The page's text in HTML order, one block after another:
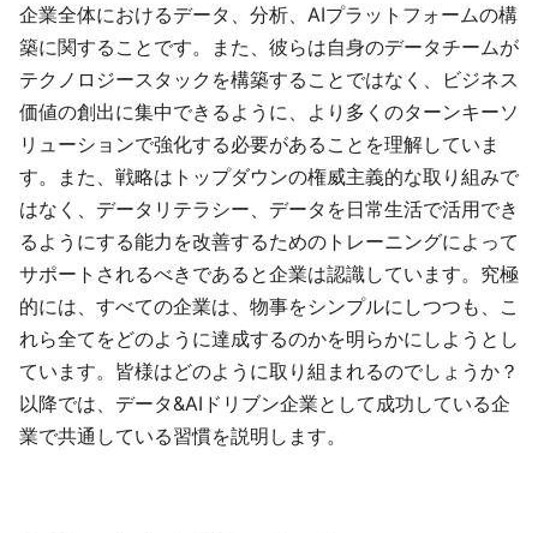
企業全体におけるデータ、分析、AIプラットフォームの構
築に関することです。また、彼らは自身のデータチームが
テクノロジースタックを構築することではなく、ビジネス
価値の創出に集中できるように、より多くのターンキーソ
リューションで強化する必要があることを理解していま
す。また、戦略はトップダウンの権威主義的な取り組みで
はなく、データリテラシー、データを日常生活で活用でき
るようにする能力を改善するためのトレーニングによって
サポートされるべきであると企業は認識しています。究極
的には、すべての企業は、物事をシンプルにしつつも、こ
れら全てをどのように達成するのかを明らかにしようとし
ています。皆様はどのように取り組まれるのでしょうか？
以降では、データ&AIドリブン企業として成功している企
業で共通している習慣を説明します。